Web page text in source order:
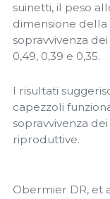
suinetti, il peso
dimensione della
sopravvivenza
0,49, 0,39 e 0,35.
I risultati
capezzoli
sopravvivenza
riproduttive.
Obermier DR, et